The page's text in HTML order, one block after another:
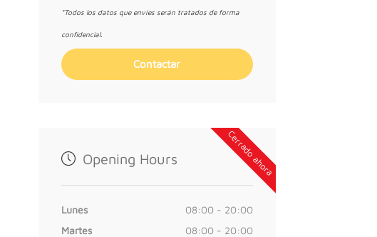
*Todos los datos que envíes serán tratados de forma
confidencial.
Cerrado ahora
Opening Hours
Lunes
08:00 - 20:00
Martes
08:00 - 20:00